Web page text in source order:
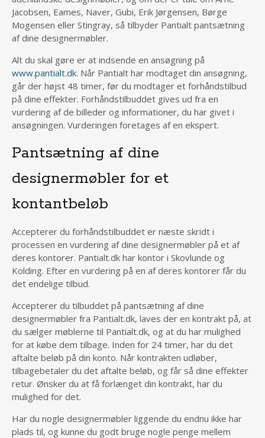
Jacobsen, Eames, Naver, Gubi, Erik Jørgensen, Børge
Mogensen eller Stingray, så tilbyder Pantialt pantsætning
af dine designermøbler.
Alt du skal gøre er at indsende en ansøgning på
www.pantialt.dk. Når Pantialt har modtaget din ansøgning,
går der højst 48 timer, før du modtager et forhåndstilbud
på dine effekter. Forhåndstilbuddet gives ud fra en
vurdering af de billeder og informationer, du har givet i
ansøgningen. Vurderingen foretages af en ekspert.
Pantsætning af dine
designermøbler for et
kontantbeløb
Accepterer du forhåndstilbuddet er næste skridt i
processen en vurdering af dine designermøbler på et af
deres kontorer. Pantialt.dk har kontor i Skovlunde og
Kolding. Efter en vurdering på en af deres kontorer får du
det endelige tilbud.
Accepterer du tilbuddet på pantsætning af dine
designermøbler fra Pantialt.dk, laves der en kontrakt på, at
du sælger møblerne til Pantialt.dk, og at du har mulighed
for at købe dem tilbage. Inden for 24 timer, har du det
aftalte beløb på din konto. Når kontrakten udløber,
tilbagebetaler du det aftalte beløb, og får så dine effekter
retur. Ønsker du at få forlænget din kontrakt, har du
mulighed for det.
Har du nogle designermøbler liggende du endnu ikke har
plads til, og kunne du godt bruge nogle penge mellem